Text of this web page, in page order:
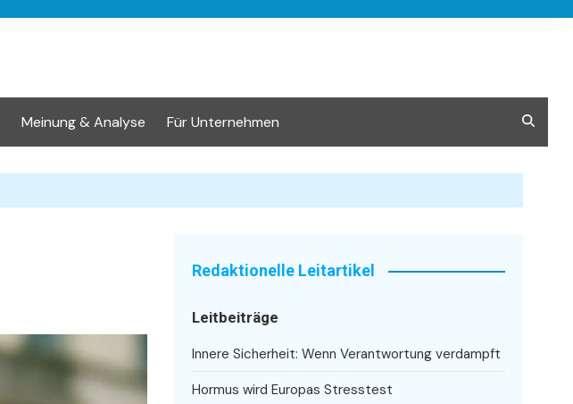
Meinung & Analyse Für Unternehmen
Redaktionelle Leitartikel
Leitbeiträge
Innere Sicherheit: Wenn Verantwortung verdampft
Hormus wird Europas Stresstest